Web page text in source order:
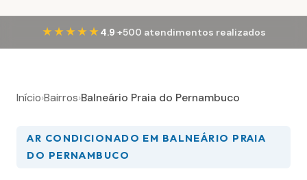
★★★★★ 4.9·+500 atendimentos realizados
Início›Bairros›Balneário Praia do Pernambuco
AR CONDICIONADO EM BALNEÁRIO PRAIA
DO PERNAMBUCO